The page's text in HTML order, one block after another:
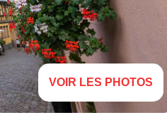
VOIR LES PHOTOS